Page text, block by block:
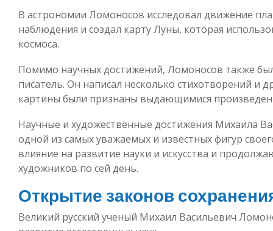
В астрономии Ломоносов исследовал движение
наблюдения и создал карту Луны, которая
космоса.
Помимо научных достижений, Ломоносов также
писатель. Он написал несколько стихотворений и
картины были признаны выдающимися
Научные и художественные достижения Михаила
одной из самых уважаемых и известных фигур
влияние на развитие науки и искусства и
художников по сей день.
Открытие законов
Великий русский ученый Михаил Васильевич